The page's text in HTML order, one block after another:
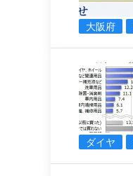
大阪府
ダイヤ